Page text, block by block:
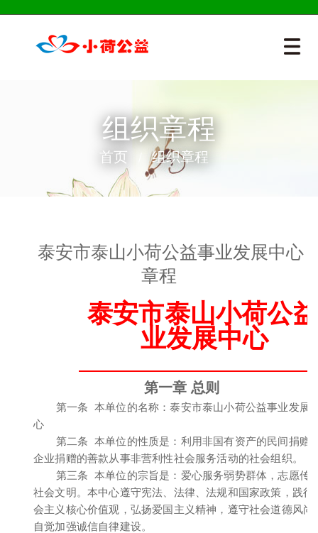
组织章程
首页 组织章程
泰安市泰山小荷公益事业发展中心
章程
泰安市泰山小荷公
业发展中心
第一章 总则
第一条 本单位的名称：泰安市泰山小荷公益事业发展
心
第二条 本单位的性质是：利用非国有资产的民间捐赠
企业捐赠的善款从事非营利性社会服务活动的社会组织。
第三条 本单位的宗旨是：爱心服务弱势群体，志愿传
社会文明。本中心遵守宪法、法律、法规和国家政策，践行
会主义核心价值观，弘扬爱国主义精神，遵守社会道德风尚
自觉加强诚信自律建设。